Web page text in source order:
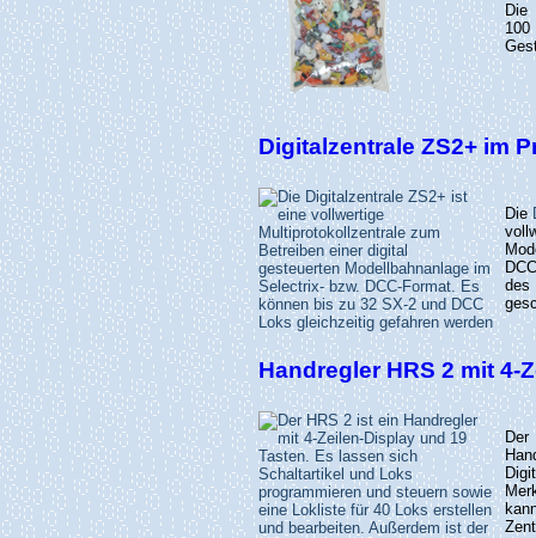
Die
Digitalzentrale ZS2+ im
Die
des
Handregler HRS 2 mit 4-
Der